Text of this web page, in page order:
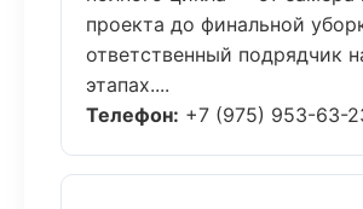
проекта до финальной
ответственный подрядчик
этапах....
Телефон: +7 (975) 953-63-